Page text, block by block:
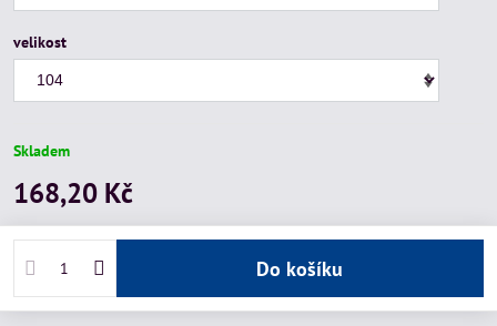
velikost
Skladem
168,20 Kč
Do košíku